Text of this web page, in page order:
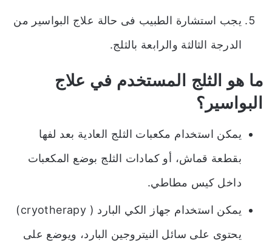
يجب استشارة الطبيب فى حالة علاج البواسير من
الدرجة الثالثة والرابعة بالثلج.
ما هو الثلج المستخدم في علاج
البواسير؟
يمكن استخدام مكعبات الثلج العادية بعد لفها
بقطعة قماش، أو كمادات الثلج بوضع المكعبات
داخل كيس مطاطي.
يمكن استخدام جهاز الكي البارد ( cryotherapy)
يحتوى على سائل النيتروجين البارد، ويوضع على